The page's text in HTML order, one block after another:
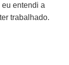
entendi a
trabalhado.